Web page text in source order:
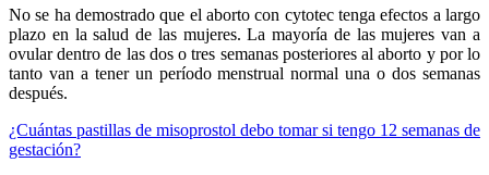
No se ha demostrado que el aborto con cytotec tenga efectos a largo
plazo en la salud de las mujeres. La mayoría de las mujeres van a
ovular dentro de las dos o tres semanas posteriores al aborto y por lo
tanto van a tener un período menstrual normal una o dos semanas
después.
¿Cuántas pastillas de misoprostol debo tomar si tengo 12 semanas de
gestación?